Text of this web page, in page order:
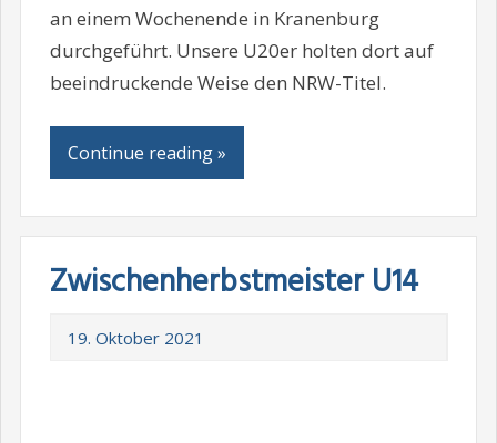
an einem Wochenende in Kranenburg
durchgeführt. Unsere U20er holten dort auf
beeindruckende Weise den NRW-Titel.
Continue reading »
Zwischenherbstmeister U14
19. Oktober 2021